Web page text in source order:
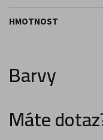
HMOTNOST
Barvy
Máte